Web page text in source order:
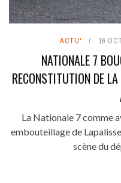
ACTU' 16
NATIONALE 7
RECONSTITUTION DE
La Nationale 7 comme
embouteillage de
scène du